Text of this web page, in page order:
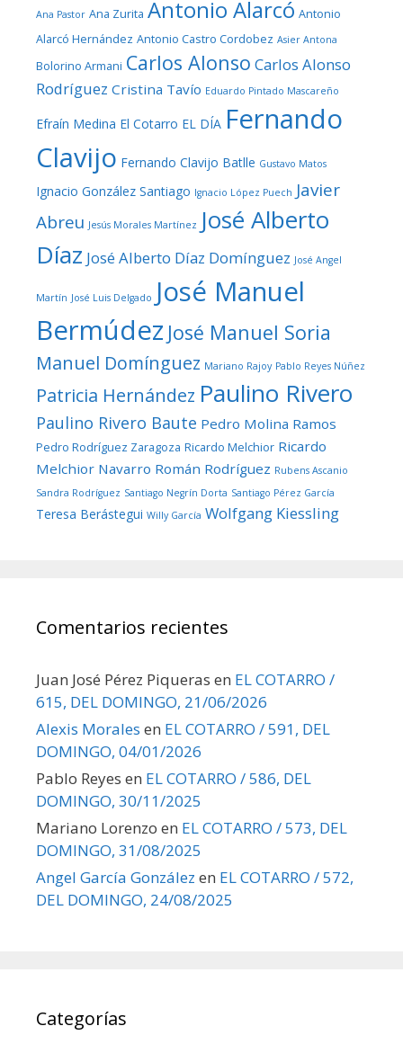
Ana Pastor Ana Zurita Antonio Alarcó Antonio
Alarcó Hernández Antonio Castro Cordobez Asier Antona
Bolorino Armani Carlos Alonso Carlos Alonso
Rodríguez Cristina Tavío Eduardo Pintado Mascareño
Efraín Medina El Cotarro EL DÍA Fernando
Clavijo Fernando Clavijo Batlle Gustavo Matos
Ignacio González Santiago Ignacio López Puech Javier
Abreu Jesús Morales Martínez José Alberto
Díaz José Alberto Díaz Domínguez José Angel
Martín José Luis Delgado José Manuel
Bermúdez José Manuel Soria
Manuel Domínguez Mariano Rajoy Pablo Reyes Núñez
Patricia Hernández Paulino Rivero
Paulino Rivero Baute Pedro Molina Ramos
Pedro Rodríguez Zaragoza Ricardo Melchior Ricardo
Melchior Navarro Román Rodríguez Rubens Ascanio
Sandra Rodríguez Santiago Negrín Dorta Santiago Pérez García
Teresa Berástegui Willy García Wolfgang Kiessling
Comentarios recientes
Juan José Pérez Piqueras en EL COTARRO /
615, DEL DOMINGO, 21/06/2026
Alexis Morales en EL COTARRO / 591, DEL
DOMINGO, 04/01/2026
Pablo Reyes en EL COTARRO / 586, DEL
DOMINGO, 30/11/2025
Mariano Lorenzo en EL COTARRO / 573, DEL
DOMINGO, 31/08/2025
Angel García González en EL COTARRO / 572,
DEL DOMINGO, 24/08/2025
Categorías